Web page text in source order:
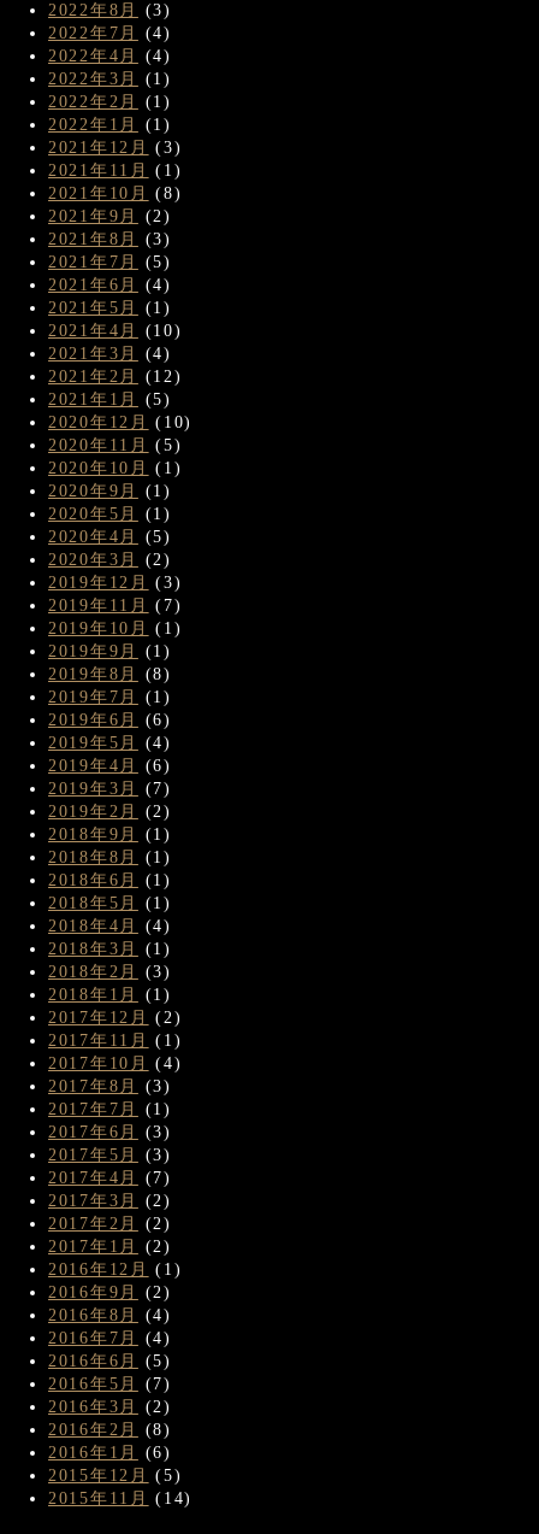
2022年8月
(3)
2022年7月
(4)
2022年4月
(4)
2022年3月
(1)
2022年2月
(1)
2022年1月
(1)
2021年12月
(3)
2021年11月
(1)
2021年10月
(8)
2021年9月
(2)
2021年8月
(3)
2021年7月
(5)
2021年6月
(4)
2021年5月
(1)
2021年4月
(10)
2021年3月
(4)
2021年2月
(12)
2021年1月
(5)
2020年12月
(10)
2020年11月
(5)
2020年10月
(1)
2020年9月
(1)
2020年5月
(1)
2020年4月
(5)
2020年3月
(2)
2019年12月
(3)
2019年11月
(7)
2019年10月
(1)
2019年9月
(1)
2019年8月
(8)
2019年7月
(1)
2019年6月
(6)
2019年5月
(4)
2019年4月
(6)
2019年3月
(7)
2019年2月
(2)
2018年9月
(1)
2018年8月
(1)
2018年6月
(1)
2018年5月
(1)
2018年4月
(4)
2018年3月
(1)
2018年2月
(3)
2018年1月
(1)
2017年12月
(2)
2017年11月
(1)
2017年10月
(4)
2017年8月
(3)
2017年7月
(1)
2017年6月
(3)
2017年5月
(3)
2017年4月
(7)
2017年3月
(2)
2017年2月
(2)
2017年1月
(2)
2016年12月
(1)
2016年9月
(2)
2016年8月
(4)
2016年7月
(4)
2016年6月
(5)
2016年5月
(7)
2016年3月
(2)
2016年2月
(8)
2016年1月
(6)
2015年12月
(5)
2015年11月
(14)